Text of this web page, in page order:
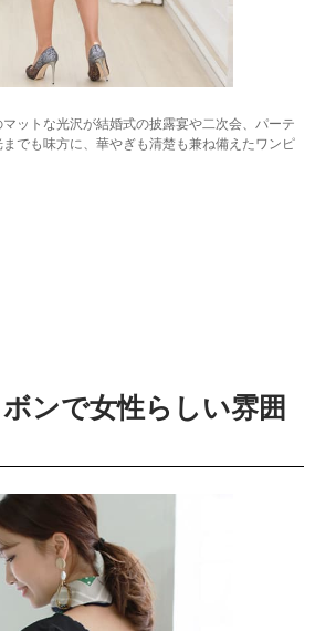
ットな光沢が結婚式の披露宴や二次会、パーテ
でも味方に、華やぎも清楚も兼ね備えたワンピ
ンで女性らしい雰囲